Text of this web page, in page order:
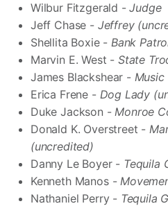
Wilbur Fitzgerald -Judge
Jeff Chase - Jeffrey
Shellita Boxie -Bank
Marvin E. West -State
James Blackshear - Music
Erica Frene - Dog Lady
Duke Jackson -Monroe
Donald K. Overstreet -
(uncredited)
Danny Le Boyer - Tequila
Kenneth Manos -
Nathaniel Perry - Tequila